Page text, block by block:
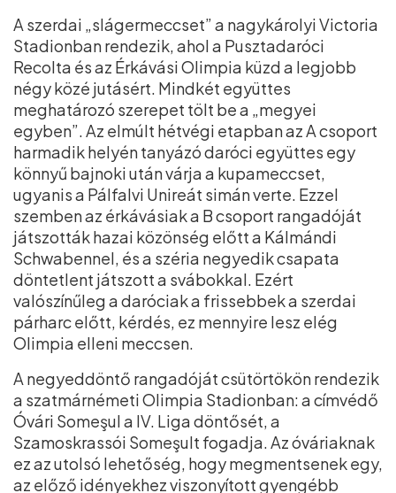
A szerdai „slágermeccset” a nagykárolyi Victoria
Stadionban rendezik, ahol a Pusztadaróci
Recolta és az Érkávási Olimpia küzd a legjobb
négy közé jutásért. Mindkét együttes
meghatározó szerepet tölt be a „megyei
egyben”. Az elmúlt hétvégi etapban az A csoport
harmadik helyén tanyázó daróci együttes egy
könnyű bajnoki után várja a kupameccset,
ugyanis a Pálfalvi Unireát simán verte. Ezzel
szemben az érkávásiak a B csoport rangadóját
játszották hazai közönség előtt a Kálmándi
Schwabennel, és a széria negyedik csapata
döntetlent játszott a svábokkal. Ezért
valószínűleg a daróciak a frissebbek a szerdai
párharc előtt, kérdés, ez mennyire lesz elég
Olimpia elleni meccsen.
A negyeddöntő rangadóját csütörtökön rendezik
a szatmárnémeti Olimpia Stadionban: a címvédő
Óvári Someşul a IV. Liga döntősét, a
Szamoskrassói Someşult fogadja. Az óváriaknak
ez az utolsó lehetőség, hogy megmentsenek egy,
az előző idényekhez viszonyított gyengébb